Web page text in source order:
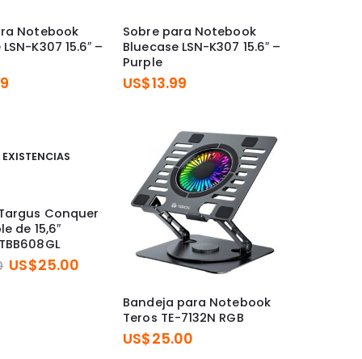
Notebook
K307 15.6″ –
Sobre para Notebook
Bluecase LSN-K307 15.6″ –
Purple
US$13.99
EXISTENCIAS
Conquer
de 15,6″
El
US$25.00
actual
US$25.00.
Bandeja para Notebook
Teros TE-7132N RGB
US$25.00